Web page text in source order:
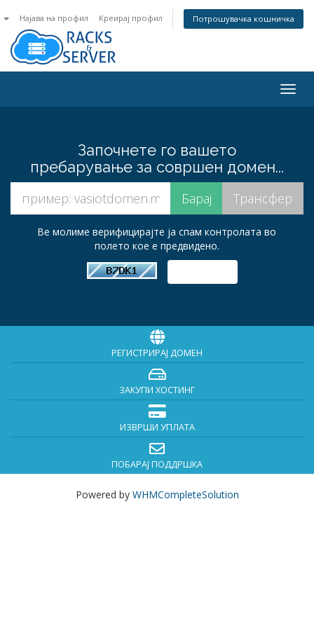
Најава на профил Креирај профил Потрошувачка кошничка
Започнете го вашето
пребарување за совршен домен...
Ве молиме верифицирајте ја спам контролата во
полето кое е предвидено.
РЕГИСТРИРАЈ ДОМЕН
ЗАКУПИ ХОСТИНГ
ИЗВРШИ УПЛАТА
ПОБАРАЈ ПОДДРШКА
Powered by WHMCompleteSolution